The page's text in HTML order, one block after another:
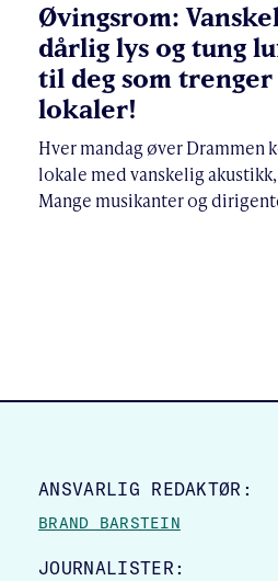
Øvingsrom:
dårlig lys og tung
til deg som
lokaler!
Hver mandag øver Drammen
lokale med vanskelig
Mange musikanter og
SITE FOOTER
ANSVARLIG REDAKTØR:
BRAND BARSTEIN
JOURNALISTER: